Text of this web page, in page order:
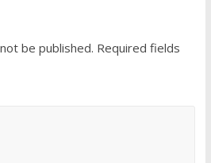
be published. Required fields